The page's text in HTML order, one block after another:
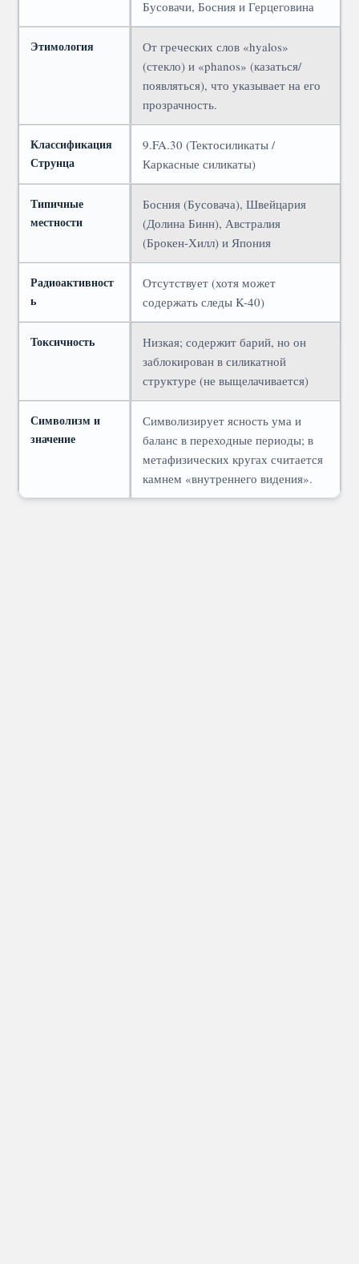
Бусовачи, Босния и Герцеговина
Этимология
От греческих слов «hyalos»
(стекло) и «phanos» (казаться/
появляться), что указывает на его
прозрачность.
Классификация
Струнца
9.FA.30 (Тектосиликаты /
Каркасные силикаты)
Типичные
местности
Босния (Бусовача), Швейцария
(Долина Бинн), Австралия
(Брокен-Хилл) и Япония
Радиоактивност
ь
Отсутствует (хотя может
содержать следы K-40)
Токсичность
Низкая; содержит барий, но он
заблокирован в силикатной
структуре (не выщелачивается)
Символизм и
значение
Символизирует ясность ума и
баланс в переходные периоды; в
метафизических кругах считается
камнем «внутреннего видения».